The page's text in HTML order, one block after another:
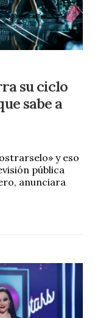
su ciclo
sabe a
y eso
pública
anunciara